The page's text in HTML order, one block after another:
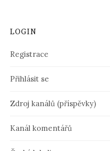
LOGIN
Registrace
Přihlásit se
Zdroj kanálů (příspěvky)
Kanál komentářů